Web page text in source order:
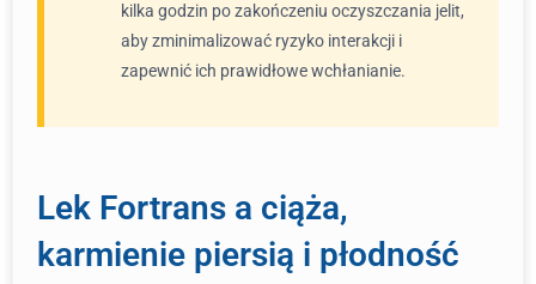
kilka godzin po zakończeniu oczyszczania jelit,
aby zminimalizować ryzyko interakcji i
zapewnić ich prawidłowe wchłanianie.
Lek Fortrans a ciąża,
karmienie piersią i płodność